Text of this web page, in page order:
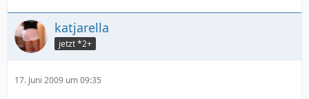
katjarella
jetzt *2+
17. Juni 2009 um 09:35